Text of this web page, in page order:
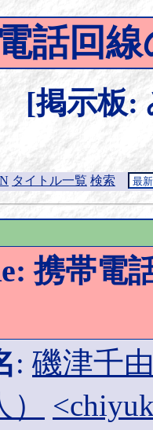
話回
[掲示板:
タイトル一覧 検索
携帯電
: 磯津千